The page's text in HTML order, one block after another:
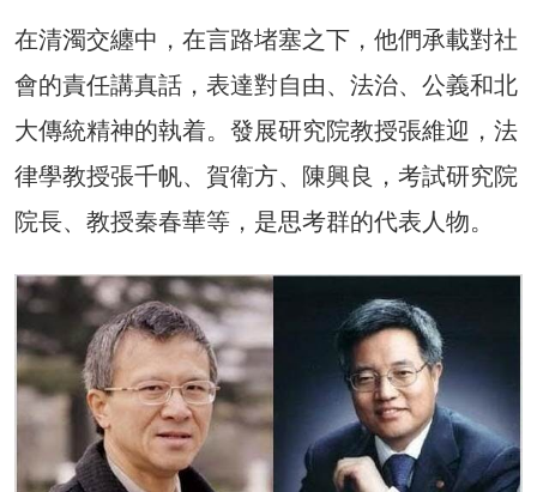
在清濁交纏中，在言路堵塞之下，他們承載對社
會的責任講真話，表達對自由、法治、公義和北
大傳統精神的執着。發展研究院教授張維迎，法
律學教授張千帆、賀衛方、陳興良，考試研究院
院長、教授秦春華等，是思考群的代表人物。